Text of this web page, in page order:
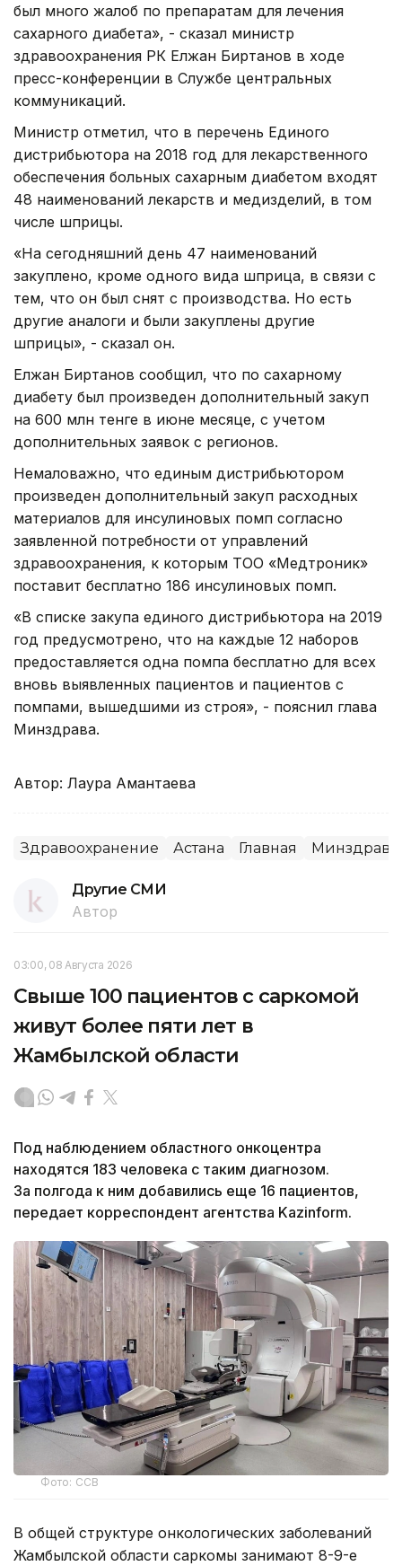
был много жалоб по препаратам для лечения
сахарного диабета», - сказал министр
здравоохранения РК Елжан Биртанов в ходе
пресс-конференции в Службе центральных
коммуникаций.
Министр отметил, что в перечень Единого
дистрибьютора на 2018 год для лекарственного
обеспечения больных сахарным диабетом входят
48 наименований лекарств и медизделий, в том
числе шприцы.
«На сегодняшний день 47 наименований
закуплено, кроме одного вида шприца, в связи с
тем, что он был снят с производства. Но есть
другие аналоги и были закуплены другие
шприцы», - сказал он.
Елжан Биртанов сообщил, что по сахарному
диабету был произведен дополнительный закуп
на 600 млн тенге в июне месяце, с учетом
дополнительных заявок с регионов.
Немаловажно, что единым дистрибьютором
произведен дополнительный закуп расходных
материалов для инсулиновых помп согласно
заявленной потребности от управлений
здравоохранения, к которым ТОО «Медтроник»
поставит бесплатно 186 инсулиновых помп.
«В списке закупа единого дистрибьютора на 2019
год предусмотрено, что на каждые 12 наборов
предоставляется одна помпа бесплатно для всех
вновь выявленных пациентов и пациентов с
помпами, вышедшими из строя», - пояснил глава
Минздрава.
Автор: Лаура Амантаева
Здравоохранение Астана Главная Минздрав
Другие СМИ
Автор
03:00, 08 Августа 2026
Свыше 100 пациентов с саркомой
живут более пяти лет в
Жамбылской области
Под наблюдением областного онкоцентра
находятся 183 человека с таким диагнозом.
За полгода к ним добавились еще 16 пациентов,
передает корреспондент агентства Kazinform.
Фото: ССВ
В общей структуре онкологических заболеваний
Жамбылской области саркомы занимают 8-9-е